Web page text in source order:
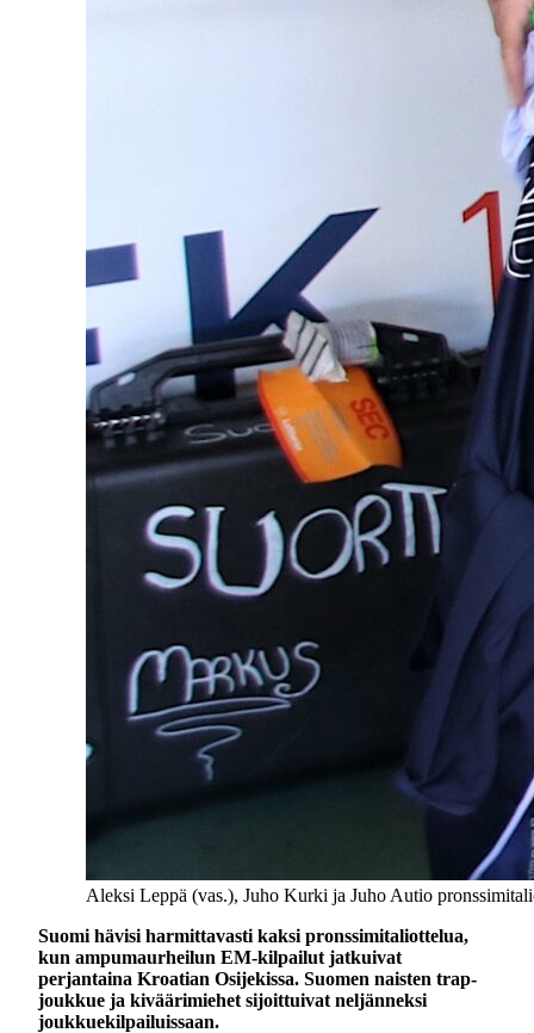
Aleksi Leppä (vas.), Juho Kurki ja Juho Autio
Suomi hävisi harmittavasti kaksi pronssimitaliottelua,
kun ampumaurheilun EM-kilpailut jatkuivat
perjantaina Kroatian Osijekissa. Suomen naisten trap-
joukkue ja kiväärimiehet sijoittuivat neljänneksi
joukkuekilpailuissaan.